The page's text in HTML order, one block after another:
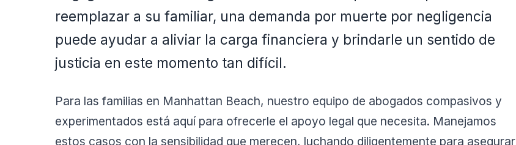
reemplazar a su familiar, una demanda por muerte por negligencia
puede ayudar a aliviar la carga financiera y brindarle un sentido de
justicia en este momento tan difícil.
Para las familias en Manhattan Beach, nuestro equipo de abogados compasivos y
experimentados está aquí para ofrecerle el apoyo legal que necesita. Manejamos
estos casos con la sensibilidad que merecen, luchando diligentemente para asegurar